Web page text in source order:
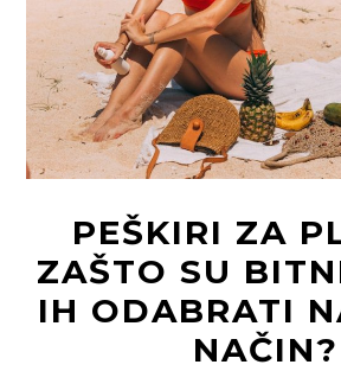
PEŠKIRI ZA
ZAŠTO SU
IH ODABRATI
NAČIN?